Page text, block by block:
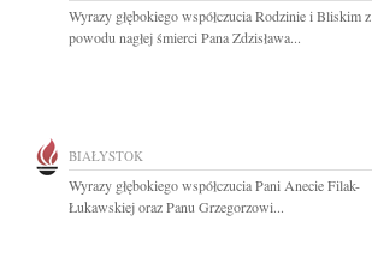
Wyrazy głębokiego współczucia Rodzinie i Bliskim z
powodu nagłej śmierci Pana Zdzisława...
BIAŁYSTOK
Wyrazy głębokiego współczucia Pani Anecie Filak-
Łukawskiej oraz Panu Grzegorzowi...